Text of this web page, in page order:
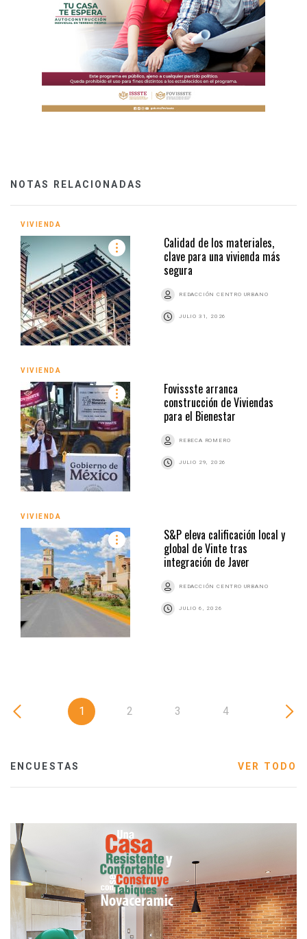
NOTAS RELACIONADAS
VIVIENDA
Calidad de los materiales,
clave para una vivienda más
segura
REDACCIÓN CENTRO URBANO
JULIO 31, 2026
VIVIENDA
Fovissste arranca
construcción de Viviendas
para el Bienestar
REBECA ROMERO
JULIO 29, 2026
VIVIENDA
S&P eleva calificación local y
global de Vinte tras
integración de Javer
REDACCIÓN CENTRO URBANO
JULIO 6, 2026
1 2 3 4
ENCUESTAS VER TODO